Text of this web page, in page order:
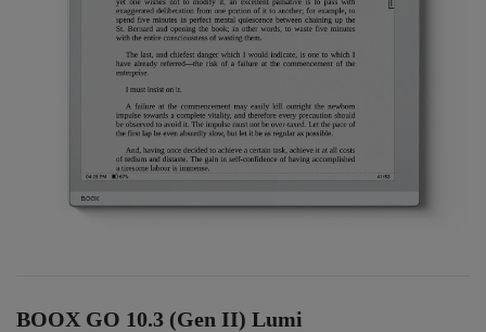
BOOX GO 10.3 (Gen II) Lumi